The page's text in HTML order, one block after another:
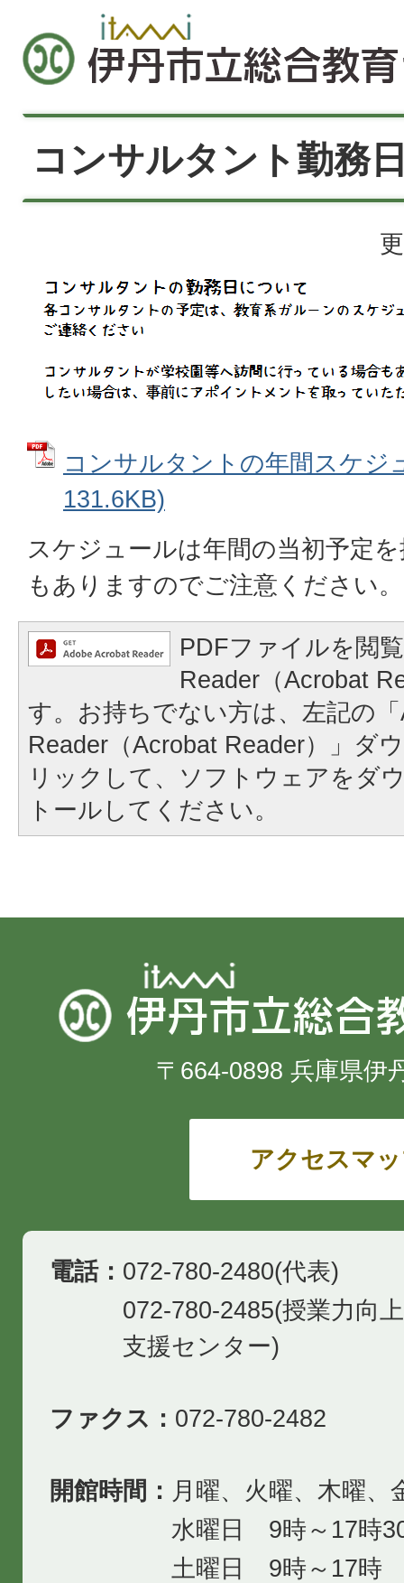
コンサルタント勤務
コンサルタントの年間スケジ
131.6KB)
スケジュールは年間の当初予定
もありますのでご注意ください。
PDFファイルを閲
Reader（Acrobat
す。お持ちでない方は、左記の
Reader（Acrobat Reader）」ダ
リックして、ソフトウェアをダ
トールしてください。
〒664-0898 兵庫県伊
アクセスマ
電話： 072-780-2480(代表)
072-780-2485(授業力向
支援センター)
ファクス： 072-780-2482
開館時間： 月曜、火曜、木曜
水曜日 9時～17時
土曜日 9時～17時